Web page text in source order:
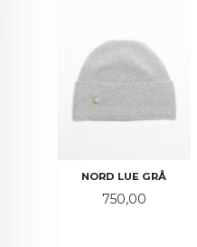
NORD LUE GRÅ
Pris
750,00